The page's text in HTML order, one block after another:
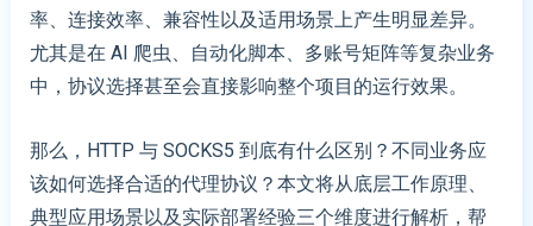
率、连接效率、兼容性以及适用场景上产生明显差异。
尤其是在 AI 爬虫、自动化脚本、多账号矩阵等复杂业务
中，协议选择甚至会直接影响整个项目的运行效果。
那么，HTTP 与 SOCKS5 到底有什么区别？不同业务应
该如何选择合适的代理协议？本文将从底层工作原理、
典型应用场景以及实际部署经验三个维度进行解析，帮